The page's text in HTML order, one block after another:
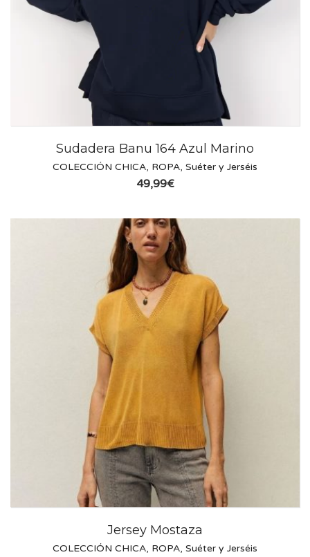
Sudadera Banu 164 Azul Marino
COLECCIÓN CHICA, ROPA, Suéter y Jerséis
49,99€
Jersey Mostaza
COLECCIÓN CHICA, ROPA, Suéter y Jerséis